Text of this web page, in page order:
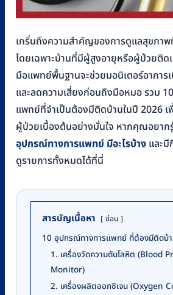
เกริ่นถึงความสำคัญของการดูแลสุขภา
โดยเฉพาะบ้านที่มีผู้สูงอายุหรือผู้ป่วยติด
มือแพทย์พื้นฐานจะช่วยมอนิเตอร์อาการ
และลดความเสี่ยงก่อนถึงมือหมอ รวม
แพทย์ที่จำเป็นต้องมีติดบ้านในปี 2026 เ
ผู้ป่วยเบื้องต้นอย่างมั่นใจ หากคุณอยาก
อุปกรณ์ทางการแพทย์ มีอะไรบ้าง และมี
ดูรายการทั้งหมดได้ที่นี่
สารบัญเนื้อหา ซ่อน
10 อุปกรณ์ทางการแพทย์ ที่ต้องมีติดบ้า
1. เครื่องวัดความดันโลหิต (Blood
Monitor)
2. เครื่องผลิตออกซิเจน (Oxygen